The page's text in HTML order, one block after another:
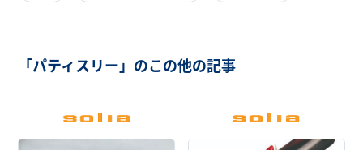
「パティスリー」のこの他の記事